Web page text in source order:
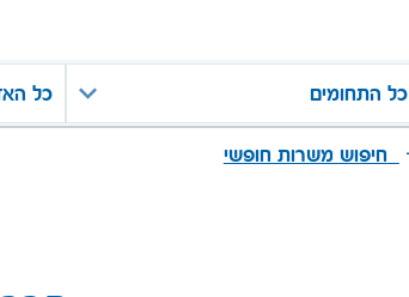
כל התחומים כל
חיפוש משרות חופשי